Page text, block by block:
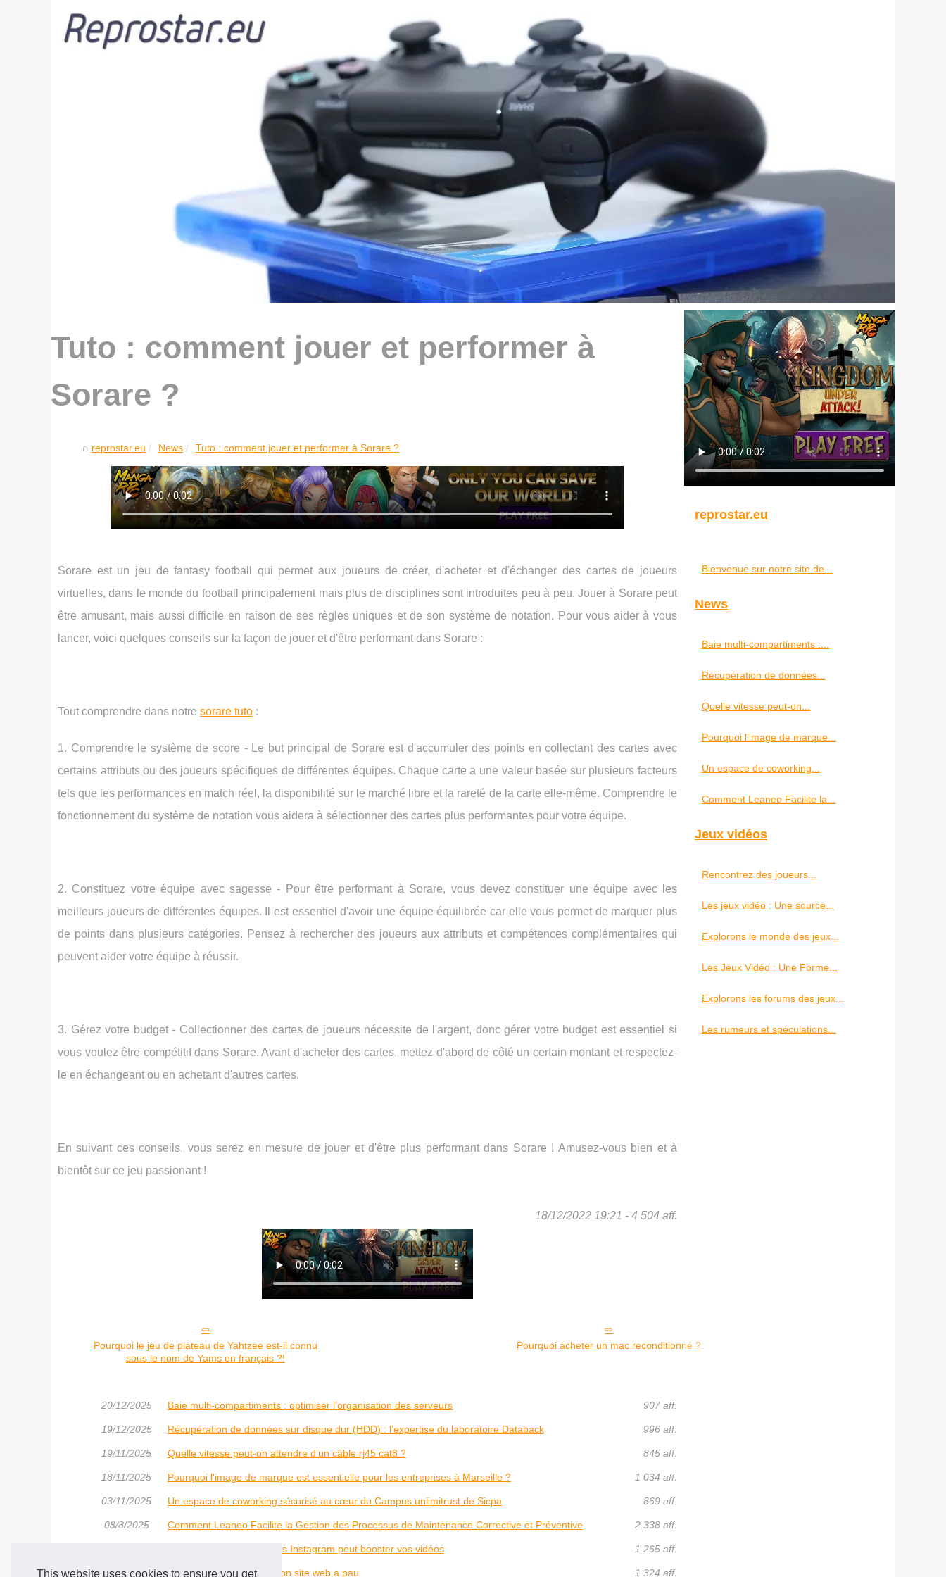
This website uses cookies to ensure you get
Tuto : comment jouer et performer à
Sorare ?
reprostar.eu News Tuto : comment jouer et performer à Sorare ?
Sorare est un jeu de fantasy football qui permet aux joueurs de créer, d'acheter et d'échanger des cartes de joueurs
virtuelles, dans le monde du football principalement mais plus de disciplines sont introduites peu à peu. Jouer à Sorare peut
être amusant, mais aussi difficile en raison de ses règles uniques et de son système de notation. Pour vous aider à vous
lancer, voici quelques conseils sur la façon de jouer et d'être performant dans Sorare :
Tout comprendre dans notre sorare tuto :
1. Comprendre le système de score - Le but principal de Sorare est d'accumuler des points en collectant des cartes avec
certains attributs ou des joueurs spécifiques de différentes équipes. Chaque carte a une valeur basée sur plusieurs facteurs
tels que les performances en match réel, la disponibilité sur le marché libre et la rareté de la carte elle-même. Comprendre le
fonctionnement du système de notation vous aidera à sélectionner des cartes plus performantes pour votre équipe.
2. Constituez votre équipe avec sagesse - Pour être performant à Sorare, vous devez constituer une équipe avec les
meilleurs joueurs de différentes équipes. Il est essentiel d'avoir une équipe équilibrée car elle vous permet de marquer plus
de points dans plusieurs catégories. Pensez à rechercher des joueurs aux attributs et compétences complémentaires qui
peuvent aider votre équipe à réussir.
3. Gérez votre budget - Collectionner des cartes de joueurs nécessite de l'argent, donc gérer votre budget est essentiel si
vous voulez être compétitif dans Sorare. Avant d'acheter des cartes, mettez d'abord de côté un certain montant et respectez-
le en échangeant ou en achetant d'autres cartes.
En suivant ces conseils, vous serez en mesure de jouer et d'être plus performant dans Sorare ! Amusez-vous bien et à
bientôt sur ce jeu passionant !
18/12/2022 19:21 - 4 504 aff.
Pourquoi le jeu de plateau de Yahtzee est-il connu
sous le nom de Yams en français ?!
Pourquoi acheter un mac reconditionné ?
20/12/2025 Baie multi-compartiments : optimiser l’organisation des serveurs 907 aff.
19/12/2025 Récupération de données sur disque dur (HDD) : l’expertise du laboratoire Databack 996 aff.
19/11/2025 Quelle vitesse peut-on attendre d’un câble rj45 cat8 ? 845 aff.
18/11/2025 Pourquoi l'image de marque est essentielle pour les entreprises à Marseille ? 1 034 aff.
03/11/2025 Un espace de coworking sécurisé au cœur du Campus unlimitrust de Sicpa 869 aff.
08/8/2025 Comment Leaneo Facilite la Gestion des Processus de Maintenance Corrective et Préventive 2 338 aff.
Pourquoi acheter des vues Instagram peut booster vos vidéos 1 265 aff.
13/7/2025 Ameliorer la visibilite de son site web a pau 1 324 aff.
reprostar.eu
Bienvenue sur notre site de...
News
Baie multi-compartiments :...
Récupération de données...
Quelle vitesse peut-on...
Pourquoi l'image de marque...
Un espace de coworking...
Comment Leaneo Facilite la...
Jeux vidéos
Rencontrez des joueurs...
Les jeux vidéo : Une source...
Explorons le monde des jeux...
Les Jeux Vidéo : Une Forme...
Explorons les forums des jeux...
Les rumeurs et spéculations...